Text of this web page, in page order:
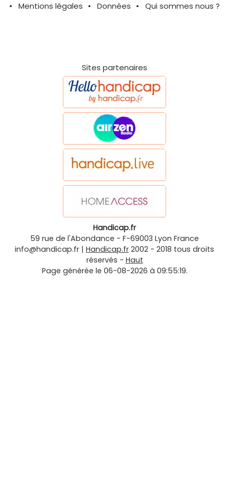
Mentions légales
Données Qui sommes nous ?
Sites partenaires
Handicap.fr
59 rue de l'Abondance - F-69003 Lyon France
info@handicap.fr | Handicap.fr 2002 - 2018 tous droits
réservés - Haut
Page générée le 06-08-2026 à 09:55:19.